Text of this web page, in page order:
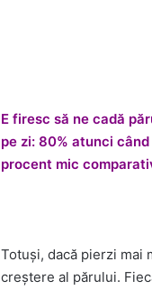
E firesc să ne cadă
pe zi: 80% atunci
procent mic
Totuși, dacă pierzi mai
creștere al părului.